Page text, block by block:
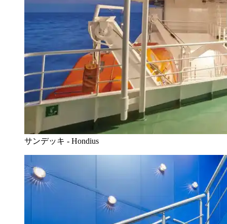
サンデッキ - Hondius